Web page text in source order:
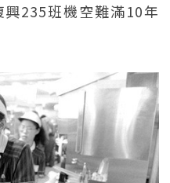
興235班機空難滿10年